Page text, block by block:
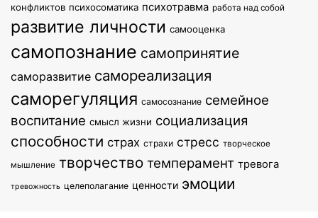
конфликтов психосоматика психотравма работа над собой
развитие личности самооценка
самопознание самопринятие
саморазвитие самореализация
саморегуляция самосознание семейное
воспитание смысл жизни социализация
способности страх страхи стресс творческое
мышление творчество темперамент тревога
тревожность целеполагание ценности эмоции